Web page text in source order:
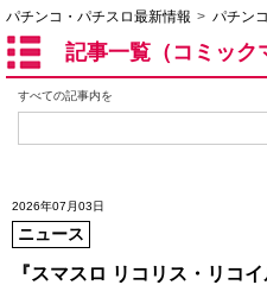
パチンコ・パチスロ最新情報 パチン
記事一覧（コミック
すべての記事内を
2026年07月03日
ニュース
『スマスロ リコリス・リコ